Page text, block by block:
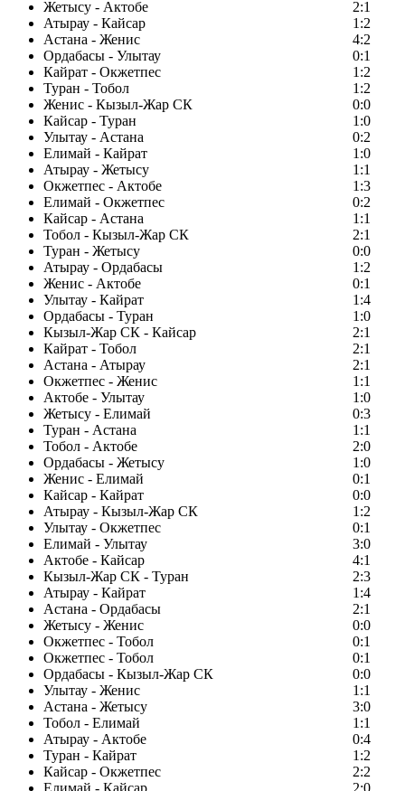
Жетысу - Актобе
2:1
Атырау - Кайсар
1:2
Астана - Женис
4:2
Ордабасы - Улытау
0:1
Кайрат - Окжетпес
1:2
Туран - Тобол
1:2
Женис - Кызыл-Жар СК
0:0
Кайсар - Туран
1:0
Улытау - Астана
0:2
Елимай - Кайрат
1:0
Атырау - Жетысу
1:1
Окжетпес - Актобе
1:3
Елимай - Окжетпес
0:2
Кайсар - Астана
1:1
Тобол - Кызыл-Жар СК
2:1
Туран - Жетысу
0:0
Атырау - Ордабасы
1:2
Женис - Актобе
0:1
Улытау - Кайрат
1:4
Ордабасы - Туран
1:0
Кызыл-Жар СК - Кайсар
2:1
Кайрат - Тобол
2:1
Астана - Атырау
2:1
Окжетпес - Женис
1:1
Актобе - Улытау
1:0
Жетысу - Елимай
0:3
Туран - Астана
1:1
Тобол - Актобе
2:0
Ордабасы - Жетысу
1:0
Женис - Елимай
0:1
Кайсар - Кайрат
0:0
Атырау - Кызыл-Жар СК
1:2
Улытау - Окжетпес
0:1
Елимай - Улытау
3:0
Актобе - Кайсар
4:1
Кызыл-Жар СК - Туран
2:3
Атырау - Кайрат
1:4
Астана - Ордабасы
2:1
Жетысу - Женис
0:0
Окжетпес - Тобол
0:1
Окжетпес - Тобол
0:1
Ордабасы - Кызыл-Жар СК
0:0
Улытау - Женис
1:1
Астана - Жетысу
3:0
Тобол - Елимай
1:1
Атырау - Актобе
0:4
Туран - Кайрат
1:2
Кайсар - Окжетпес
2:2